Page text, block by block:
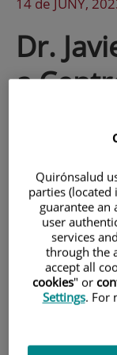
Dr.
a
Entrevistem
dels seus
Teknon
Entrevistem
Institut de
Quirónsalud
parties
guarantee an
user
services
through the
accept all
cookies" or
Settings. For